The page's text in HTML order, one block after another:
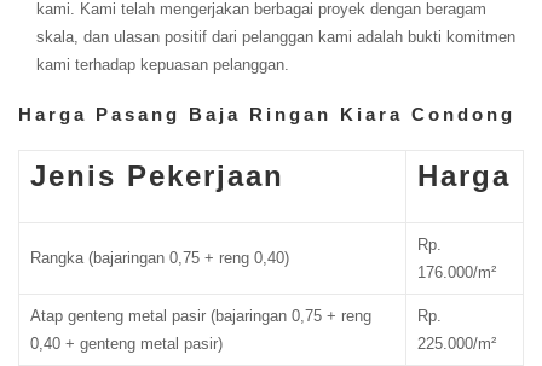
kami. Kami telah mengerjakan berbagai proyek dengan beragam
skala, dan ulasan positif dari pelanggan kami adalah bukti komitmen
kami terhadap kepuasan pelanggan.
Harga Pasang Baja Ringan Kiara Condong
Jenis Pekerjaan Harga
Rangka (bajaringan 0,75 + reng 0,40)
Rp.
176.000/m²
Atap genteng metal pasir (bajaringan 0,75 + reng
0,40 + genteng metal pasir)
Rp.
225.000/m²